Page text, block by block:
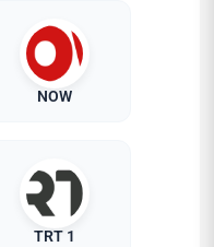
NOW
TRT 1